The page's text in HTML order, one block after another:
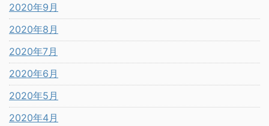
2020年9月
2020年8月
2020年7月
2020年6月
2020年5月
2020年4月